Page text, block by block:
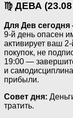
♍ ДЕВА
Для Дев
9-й день опасен
активирует ваш
покупок, не
19:00 —
и
прибыли.
Совет дня:
тратить.